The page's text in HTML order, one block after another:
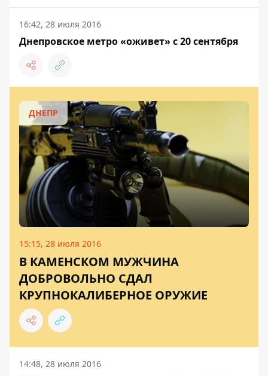
16:42, 28 июля 2016
Днепровское метро «оживет» с 20 сентября
ДНЕПР
15:15, 28 июля 2016
В КАМЕНСКОМ МУЖЧИНА
ДОБРОВОЛЬНО СДАЛ
КРУПНОКАЛИБЕРНОЕ ОРУЖИЕ
14:48, 28 июля 2016